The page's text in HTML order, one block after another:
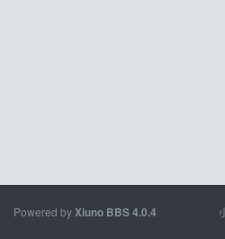
Powered byXiuno BBS4.0.4